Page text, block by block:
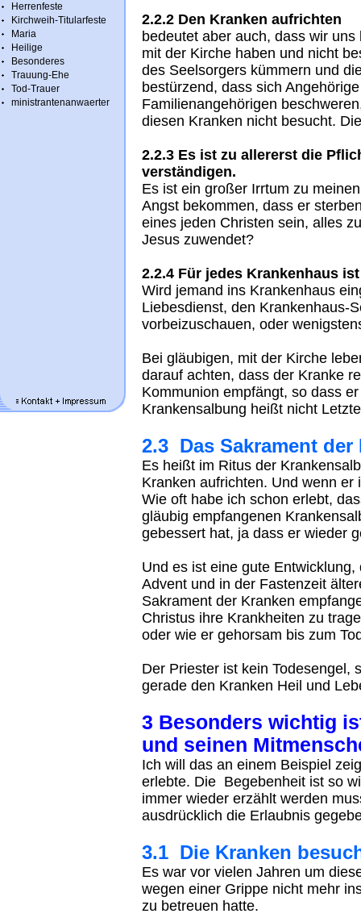
Herrenfeste
Kirchweih-Titularfeste
Maria
Heilige
Besonderes
Trauung-Ehe
Tod-Trauer
ministrantenanwaerter
2.2.2 Den Kranken aufrichten
bedeutet aber auch, dass wir
mit der Kirche haben und nicht
des Seelsorgers kümmern und
bestürzend, dass sich
Familienangehörigen
diesen Kranken nicht besucht.
2.2.3 Es ist zu allererst die
verständigen.
Es ist ein großer Irrtum zu
Angst bekommen, dass er
eines jeden Christen sein, alles
Jesus zuwendet?
2.2.4 Für jedes Krankenhaus
Wird jemand ins Krankenhaus
Liebesdienst, den Krankenhaus-
vorbeizuschauen, oder
Bei gläubigen, mit der Kirche
darauf achten, dass der Kranke
Kommunion empfängt, so dass
Krankensalbung heißt nicht
2.3 Das Sakrament der
Es heißt im Ritus der
Kranken aufrichten. Und wenn er
Wie oft habe ich schon erlebt,
gläubig empfangenen
gebessert hat, ja dass er wieder
Und es ist eine gute
Advent und in der Fastenzeit
Sakrament der Kranken
Christus ihre Krankheiten zu
oder wie er gehorsam bis zum
Der Priester ist kein Todesengel,
gerade den Kranken Heil und
3 Besonders wichtig
und seinen
Ich will das an einem Beispiel
erlebte. Die Begebenheit ist so
immer wieder erzählt werden
ausdrücklich die Erlaubnis
3.1 Die Kranken
Es war vor vielen Jahren um
wegen einer Grippe nicht mehr
zu betreuen hatte.